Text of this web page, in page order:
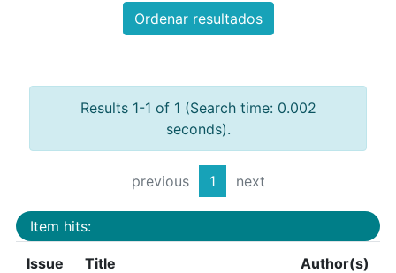
Ordenar resultados
Results 1-1 of 1 (Search time: 0.002
seconds).
previous 1 next
Item hits:
Issue
Title Author(s)